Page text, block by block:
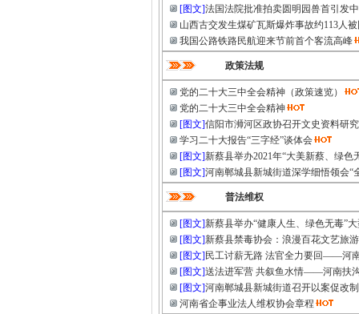
[图文]法国法院批准拍卖圆明园兽首引发
山西古交发生煤矿瓦斯爆炸事故约113人
我国公路铁路民航迎来节前首个客流高峰
政策法规
党的二十大三中全会精神（政策速览）
党的二十大三中全会精神
[图文]信阳市浉河区政协召开文史资料研
学习二十大报告“三字经”谈体会
[图文]新蔡县举办2021年“大美新蔡、绿色
[图文]河南郸城县新城街道深学细悟领会“
普法维权
[图文]新蔡县举办“健康人生、绿色无毒”
[图文]新蔡县禁毒协会：浪漫百花文艺旅
[图文] 民工讨薪无路 法官全力要回——河
[图文]送法进军营 共叙鱼水情——河南扶
[图文]河南郸城县新城街道召开以案促改
河南省企事业法人维权协会章程